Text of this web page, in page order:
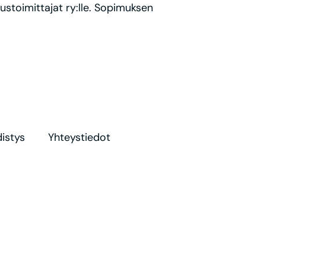
ry:lle. Sopimuksen
Yhteystiedot